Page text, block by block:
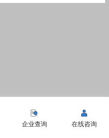
企业查询 在线咨询